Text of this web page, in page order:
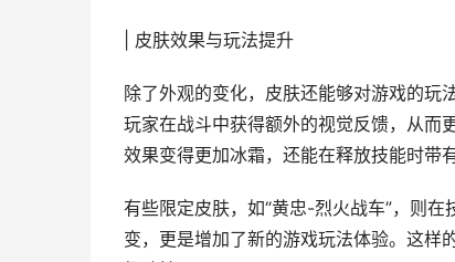
| 皮肤效果与玩法提升
除了外观的变化，皮肤还能够对游戏的玩
玩家在战斗中获得额外的视觉反馈，从而
效果变得更加冰霜，还能在释放技能时带
有些限定皮肤，如“黄忠-烈火战车”，则
变，更是增加了新的游戏玩法体验。这样